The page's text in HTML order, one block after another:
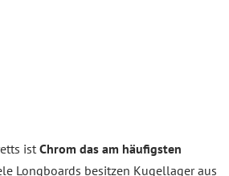
ist Chrom das am häufigsten
Longboards besitzen Kugellager aus